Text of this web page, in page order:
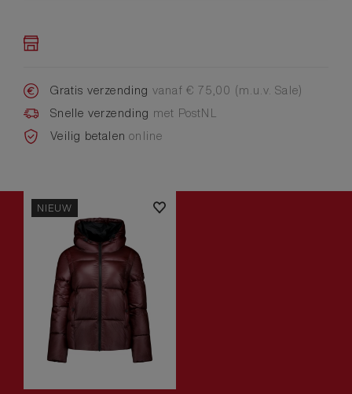
Gratis verzending vanaf € 75,00 (m.u.v. Sale)
Snelle verzending met PostNL
Veilig betalenonline
NIEUW